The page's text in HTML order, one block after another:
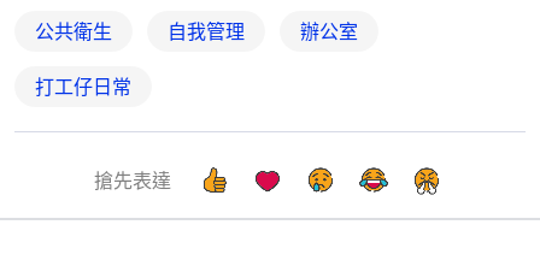
公共衛生 自我管理 辦公室
打工仔日常
搶先表達